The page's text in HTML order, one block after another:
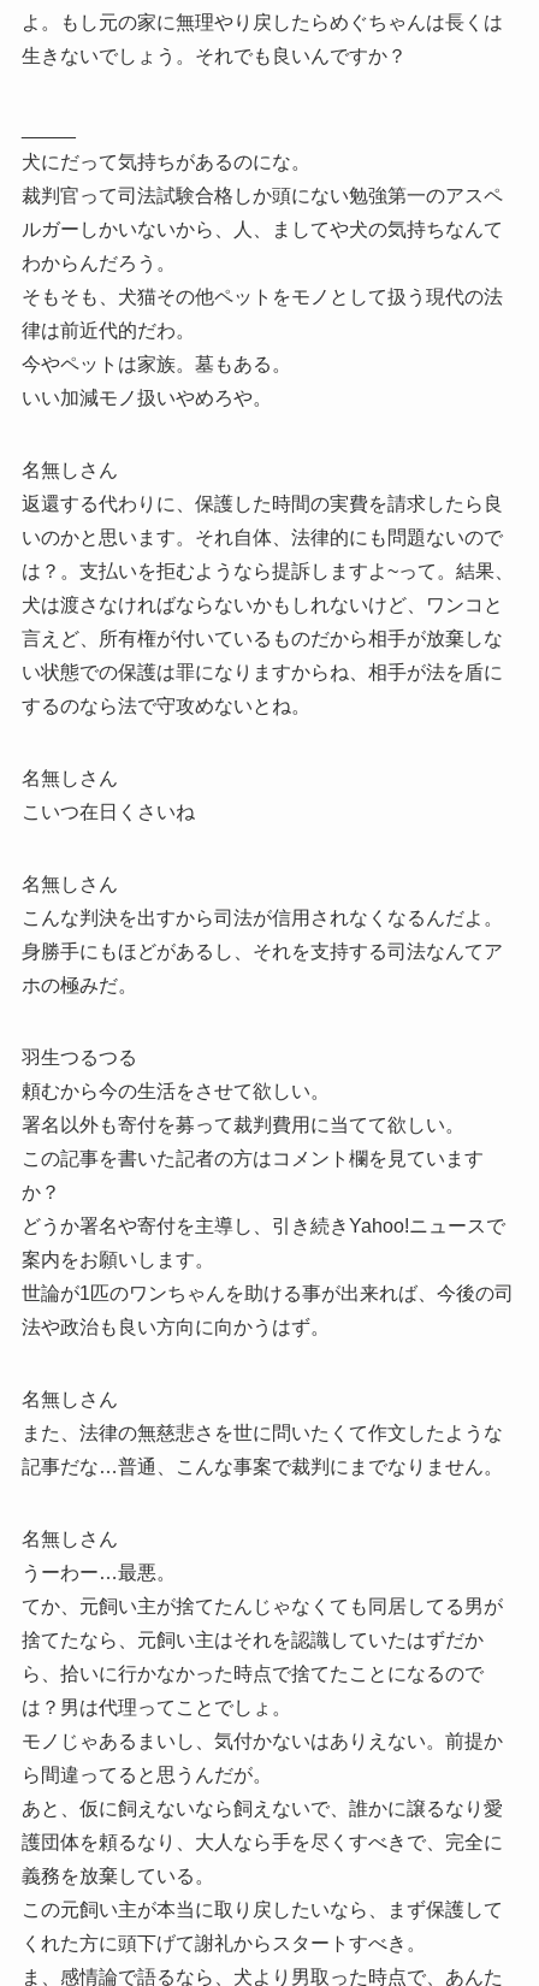
よ。もし元の家に無理やり戻したらめぐちゃんは長くは
生きないでしょう。それでも良いんですか？
犬にだって気持ちがあるのにな。
裁判官って司法試験合格しか頭にない勉強第一のアスペ
ルガーしかいないから、人、ましてや犬の気持ちなんて
わからんだろう。
そもそも、犬猫その他ペットをモノとして扱う現代の法
律は前近代的だわ。
今やペットは家族。墓もある。
いい加減モノ扱いやめろや。
名無しさん
返還する代わりに、保護した時間の実費を請求したら良
いのかと思います。それ自体、法律的にも問題ないので
は？。支払いを拒むようなら提訴しますよ~って。結果、
犬は渡さなければならないかもしれないけど、ワンコと
言えど、所有権が付いているものだから相手が放棄しな
い状態での保護は罪になりますからね、相手が法を盾に
するのなら法で守攻めないとね。
名無しさん
こいつ在日くさいね
名無しさん
こんな判決を出すから司法が信用されなくなるんだよ。
身勝手にもほどがあるし、それを支持する司法なんてア
ホの極みだ。
羽生つるつる
頼むから今の生活をさせて欲しい。
署名以外も寄付を募って裁判費用に当てて欲しい。
この記事を書いた記者の方はコメント欄を見ています
か？
どうか署名や寄付を主導し、引き続きYahoo!ニュースで
案内をお願いします。
世論が1匹のワンちゃんを助ける事が出来れば、今後の司
法や政治も良い方向に向かうはず。
名無しさん
また、法律の無慈悲さを世に問いたくて作文したような
記事だな…普通、こんな事案で裁判にまでなりません。
名無しさん
うーわー…最悪。
てか、元飼い主が捨てたんじゃなくても同居してる男が
捨てたなら、元飼い主はそれを認識していたはずだか
ら、拾いに行かなかった時点で捨てたことになるので
は？男は代理ってことでしょ。
モノじゃあるまいし、気付かないはありえない。前提か
ら間違ってると思うんだが。
あと、仮に飼えないなら飼えないで、誰かに譲るなり愛
護団体を頼るなり、大人なら手を尽くすべきで、完全に
義務を放棄している。
この元飼い主が本当に取り戻したいなら、まず保護して
くれた方に頭下げて謝礼からスタートすべき。
ま、感情論で語るなら、犬より男取った時点で、あんた